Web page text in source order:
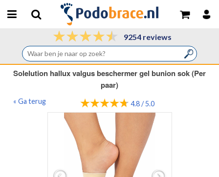
9254 reviews
Solelution hallux valgus beschermer gel bunion sok (Per
paar)
« Ga terug 4.8 / 5.0